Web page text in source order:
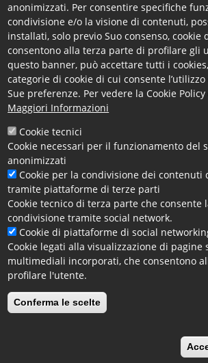
oggetto tematiche inerenti
territorio, in particolare sulla
impresa.
Allegati
Comunicato stampa demografia di
settembre 2025
Comunicato Stampa demografia
marzo 2025
Comunicato Stampa demografia
marzo 2024
Comunicato Stampa demografia
gennaio 2024
Comunicato Stampa demografia
agosto 2023
anonimizzati. Per consentire specifiche
condivisione e/o la visione di contenuti,
installati, solo previo Suo consenso, cookie
consentono alla terza parte di profilare gli
questo banner, può accettare tutti i
categorie di cookie di cui consente
Sue preferenze. Per vedere la Cookie
Maggiori Informazioni
Cookie tecnici
Cookie necessari per il funzionamento del
anonimizzati
Cookie per la condivisione dei contenuti
tramite piattaforme di terze parti
Cookie tecnico di terza parte che consente
condivisione tramite social network.
Cookie di piattaforme di social
Cookie legati alla visualizzazione di pagine
multimediali incorporati, che consentono
profilare l'utente.
Conferma le scelte